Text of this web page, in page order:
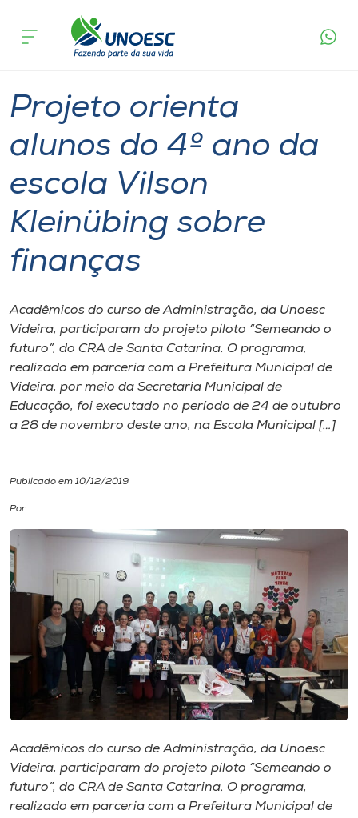
Cursos
Pesquisa
Atendimento ao Estudante
Portal de Ensino
Internacionalização
I.nova
Cultura
CPA
Biblioteca
Editora
Rádio
Museu
Unoesc
Store
acontece
Projeto orienta
alunos do 4º ano da
escola Vilson
Kleinübing sobre
finanças
Acadêmicos do curso de Administração, da Unoesc
Videira, participaram do projeto piloto “Semeando o
futuro”, do CRA de Santa Catarina. O programa,
realizado em parceria com a Prefeitura Municipal de
Videira, por meio da Secretaria Municipal de
Educação, foi executado no período de 24 de outubro
a 28 de novembro deste ano, na Escola Municipal […]
Publicado em 10/12/2019
Por
Acadêmicos do curso de Administração, da Unoesc
Videira, participaram do projeto piloto “Semeando o
futuro”, do CRA de Santa Catarina. O programa,
realizado em parceria com a Prefeitura Municipal de